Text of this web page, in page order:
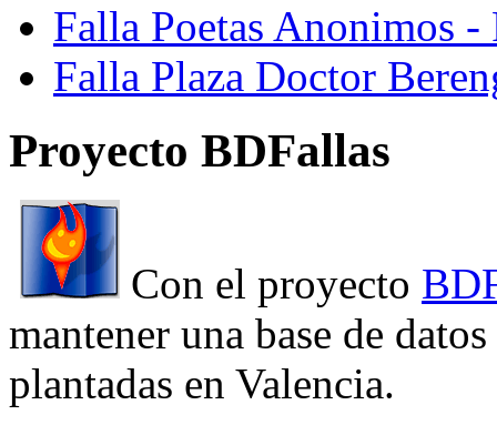
Falla Poetas Anonimos
Falla Plaza Doctor
Proyecto BDFallas
Con el proyecto
mantener una base de
plantadas en Valencia.